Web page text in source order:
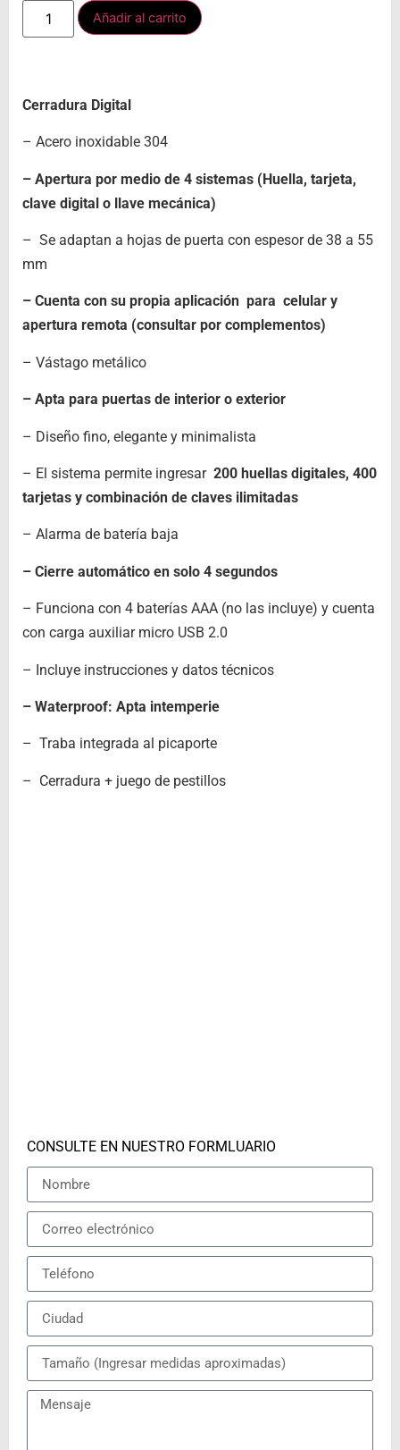
Añadir al carrito
Cerradura Digital
– Acero inoxidable 304
– Apertura por medio de 4 sistemas (Huella, tarjeta,
clave digital o llave mecánica)
– Se adaptan a hojas de puerta con espesor de 38 a 55
mm
– Cuenta con su propia aplicación para celular y
apertura remota (consultar por complementos)
– Vástago metálico
– Apta para puertas de interior o exterior
– Diseño fino, elegante y minimalista
– El sistema permite ingresar 200 huellas digitales, 400
tarjetas y combinación de claves ilimitadas
– Alarma de batería baja
– Cierre automático en solo 4 segundos
– Funciona con 4 baterías AAA (no las incluye) y cuenta
con carga auxiliar micro USB 2.0
– Incluye instrucciones y datos técnicos
– Waterproof: Apta intemperie
– Traba integrada al picaporte
– Cerradura + juego de pestillos
CONSULTE EN NUESTRO FORMLUARIO